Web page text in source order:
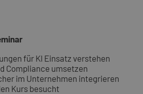
für KI Einsatz verstehen
Compliance umsetzen
im Unternehmen integrieren
Kurs besucht